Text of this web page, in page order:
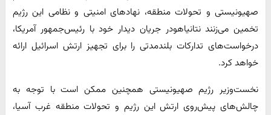
صهیونیستی و تحولات منطقه، نهادهای امنیتی و نظامی این رژیم
تخمین می‌زنند نتانیاهودر جریان دیدار خود با رئیس‌جمهور آمریکا،
درخواست‌های تدارکات بلندمدتی را برای تجهیز ارتش اسرائیل ارائه
خواهد کرد.
نخست‌وزیر رژیم صهیونیستی همچنین ممکن است با توجه به
چالش‌های پیش‌روی ارتش این رژیم و تحولات منطقه غرب آسیا،